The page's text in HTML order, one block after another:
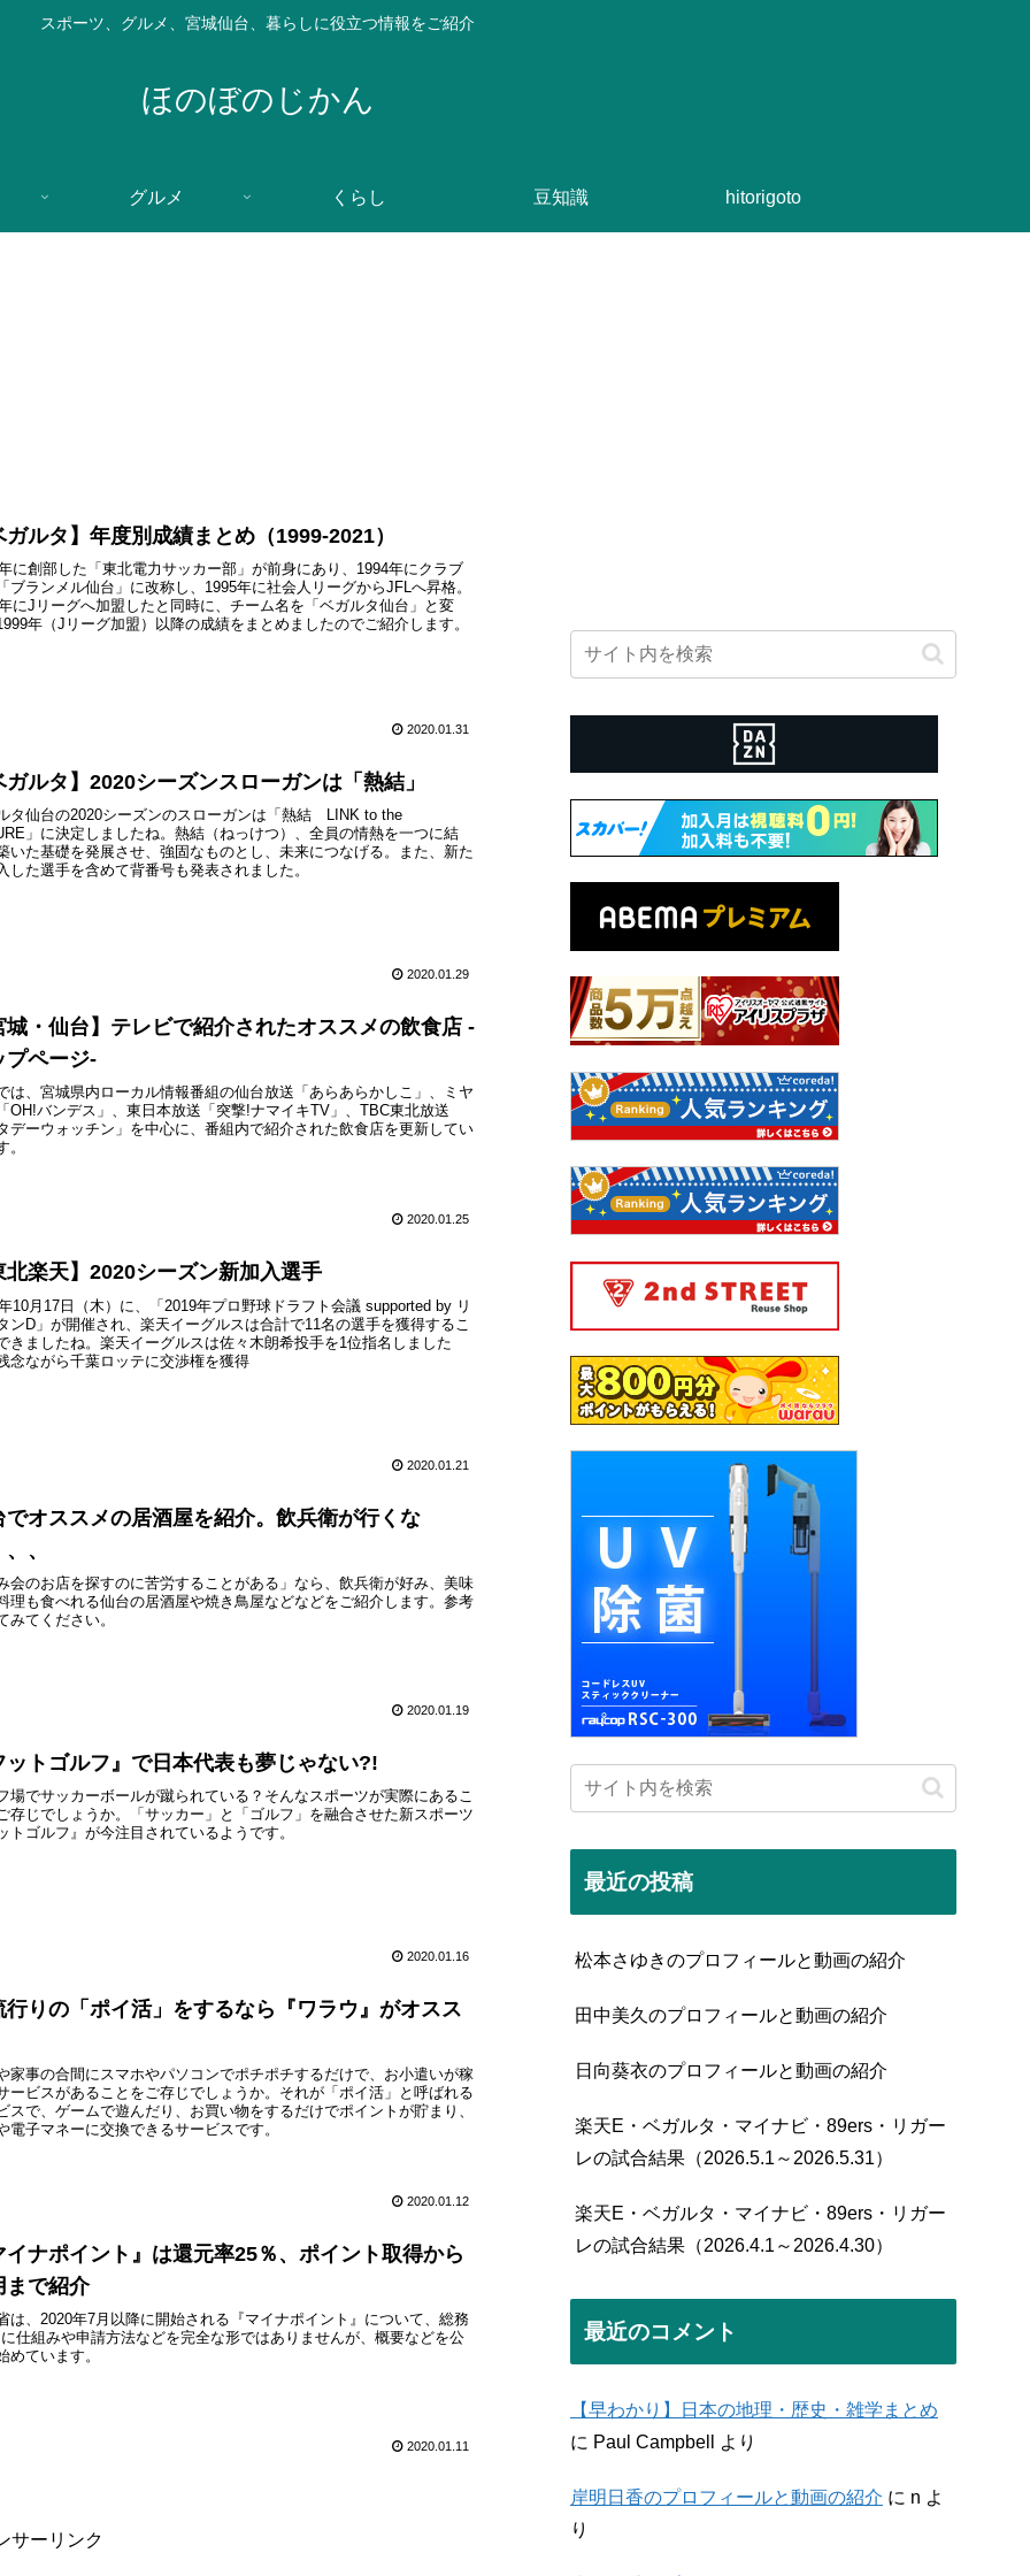
スポーツ、グルメ、宮城仙台、暮らしに役立つ情報をご紹介
ほのぼのじかん
グルメ くらし 豆知識 hitorigoto
ガルタ】年度別成績まとめ（1999-2021）
に創部した「東北電力サッカー部」が前身にあり、1994年にクラブ
ブランメル仙台」に改称し、1995年に社会人リーグからJFLへ昇格。
にJリーグへ加盟したと同時に、チーム名を「ベガルタ仙台」と変
年（Jリーグ加盟）以降の成績をまとめましたのでご紹介します。
2020.01.31
ガルタ】2020シーズンスローガンは「熱結」
タ仙台の2020シーズンのスローガンは「熱結 LINK to the
」に決定しましたね。熱結（ねっけつ）、全員の情熱を一つに結
いた基礎を発展させ、強固なものとし、未来につなげる。また、新た
した選手を含めて背番号も発表されました。
2020.01.29
城・仙台】テレビで紹介されたオススメの飲食店 -
プページ-
は、宮城県内ローカル情報番組の仙台放送「あらあらかしこ」、ミヤ
OH!バンデス」、東日本放送「突撃!ナマイキTV」、TBC東北放送
デーウォッチン」を中心に、番組内で紹介された飲食店を更新してい
。
2020.01.25
北楽天】2020シーズン新加入選手
10月17日（木）に、「2019年プロ野球ドラフト会議 supported by リ
ンD」が開催され、楽天イーグルスは合計で11名の選手を獲得するこ
きましたね。楽天イーグルスは佐々木朗希投手を1位指名しました
念ながら千葉ロッテに交渉権を獲得
2020.01.21
でオススメの居酒屋を紹介。飲兵衛が行くな
、
会のお店を探すのに苦労することがある」なら、飲兵衛が好み、美味
理も食べれる仙台の居酒屋や焼き鳥屋などなどをご紹介します。参考
みてください。
2020.01.19
ットゴルフ』で日本代表も夢じゃない?!
場でサッカーボールが蹴られている？そんなスポーツが実際にあるこ
存じでしょうか。「サッカー」と「ゴルフ」を融合させた新スポーツ
トゴルフ』が今注目されているようです。
2020.01.16
行りの「ポイ活」をするなら『ワラウ』がオスス
家事の合間にスマホやパソコンでポチポチするだけで、お小遣いが稼
ービスがあることをご存じでしょうか。それが「ポイ活」と呼ばれる
スで、ゲームで遊んだり、お買い物をするだけでポイントが貯まり、
電子マネーに交換できるサービスです。
2020.01.12
イナポイント』は還元率25％、ポイント取得から
まで紹介
は、2020年7月以降に開始される『マイナポイント』について、総務
仕組みや申請方法などを完全な形ではありませんが、概要などを公
めています。
2020.01.11
サーリンク
最近の投稿
松本さゆきのプロフィールと動画の紹介
田中美久のプロフィールと動画の紹介
日向葵衣のプロフィールと動画の紹介
楽天E・ベガルタ・マイナビ・89ers・リガー
レの試合結果（2026.5.1～2026.5.31）
楽天E・ベガルタ・マイナビ・89ers・リガー
レの試合結果（2026.4.1～2026.4.30）
最近のコメント
【早わかり】日本の地理・歴史・雑学まとめ
に Paul Campbell より
岸明日香のプロフィールと動画の紹介 に n よ
り